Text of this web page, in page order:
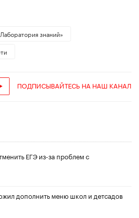
знаний»
ПОДПИСЫВАЙТЕСЬ НА НАШ КАНАЛ
ЕГЭ из-за проблем с
дополнить меню школ и детсадов